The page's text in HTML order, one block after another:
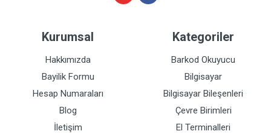
Kurumsal
Hakkımızda
Bayilik Formu
Hesap Numaraları
Blog
İletişim
Kategoriler
Barkod Okuyucu
Bilgisayar
Bilgisayar Bileşenleri
Çevre Birimleri
El Terminalleri